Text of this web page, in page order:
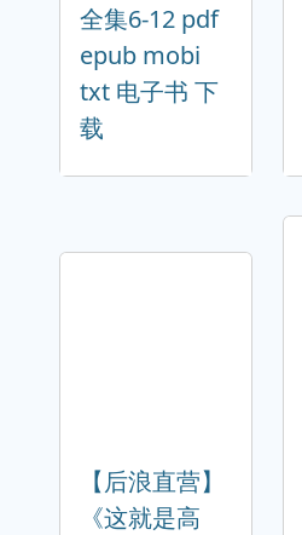
全集6-12 pdf
epub mobi
txt 电子书 下
载
【后浪直营】
《这就是高